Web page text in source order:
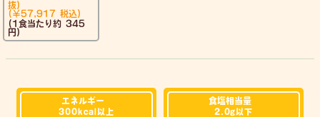
抜)
(￥57,917税込)
(1食当たり約 345
円)
エネルギー
300kcal以上
食塩相当量
2.0g以下